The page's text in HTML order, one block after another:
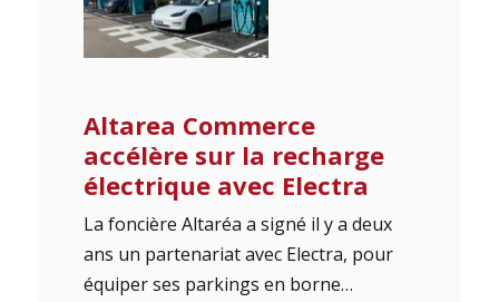
Altarea Commerce
accélère sur la recharge
électrique avec Electra
La foncière Altaréa a signé il y a deux
ans un partenariat avec Electra, pour
équiper ses parkings en borne…